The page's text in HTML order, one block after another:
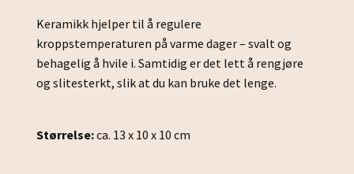
Keramikk hjelper til å regulere
kroppstemperaturen på varme dager – svalt og
behagelig å hvile i. Samtidig er det lett å rengjøre
og slitesterkt, slik at du kan bruke det lenge.
Størrelse:ca. 13 x 10 x 10 cm